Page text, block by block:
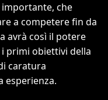
che
a competere fin da
avrà così il potere
i primi obiettivi della
caratura
esperienza.